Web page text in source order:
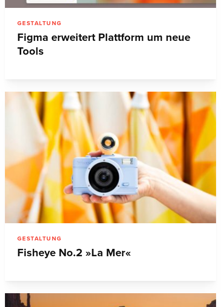
GESTALTUNG
Figma erweitert Plattform um neue
Tools
GESTALTUNG
Fisheye No.2 »La Mer«